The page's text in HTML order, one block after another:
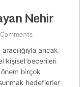
Nehir
ancak
kişisel becerileri
birçok
hedeflerler